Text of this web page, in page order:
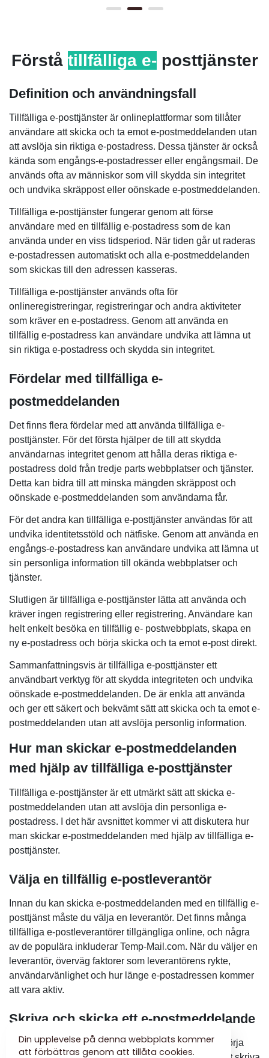
Förstå tillfälliga e-posttjänster
Definition och användningsfall
Tillfälliga e-posttjänster är onlineplattformar som tillåter
användare att skicka och ta emot e-postmeddelanden utan
att avslöja sin riktiga e-postadress. Dessa tjänster är också
kända som engångs-e-postadresser eller engångsmail. De
används ofta av människor som vill skydda sin integritet
och undvika skräppost eller oönskade e-postmeddelanden.
Tillfälliga e-posttjänster fungerar genom att förse
användare med en tillfällig e-postadress som de kan
använda under en viss tidsperiod. När tiden går ut raderas
e-postadressen automatiskt och alla e-postmeddelanden
som skickas till den adressen kasseras.
Tillfälliga e-posttjänster används ofta för
onlineregistreringar, registreringar och andra aktiviteter
som kräver en e-postadress. Genom att använda en
tillfällig e-postadress kan användare undvika att lämna ut
sin riktiga e-postadress och skydda sin integritet.
Fördelar med tillfälliga e-
postmeddelanden
Det finns flera fördelar med att använda tillfälliga e-
posttjänster. För det första hjälper de till att skydda
användarnas integritet genom att hålla deras riktiga e-
postadress dold från tredje parts webbplatser och tjänster.
Detta kan bidra till att minska mängden skräppost och
oönskade e-postmeddelanden som användarna får.
För det andra kan tillfälliga e-posttjänster användas för att
undvika identitetsstöld och nätfiske. Genom att använda en
engångs-e-postadress kan användare undvika att lämna ut
sin personliga information till okända webbplatser och
tjänster.
Slutligen är tillfälliga e-posttjänster lätta att använda och
kräver ingen registrering eller registrering. Användare kan
helt enkelt besöka en tillfällig e- postwebbplats, skapa en
ny e-postadress och börja skicka och ta emot e-post direkt.
Sammanfattningsvis är tillfälliga e-posttjänster ett
användbart verktyg för att skydda integriteten och undvika
oönskade e-postmeddelanden. De är enkla att använda
och ger ett säkert och bekvämt sätt att skicka och ta emot e-
postmeddelanden utan att avslöja personlig information.
Hur man skickar e-postmeddelanden
med hjälp av tillfälliga e-posttjänster
Tillfälliga e-posttjänster är ett utmärkt sätt att skicka e-
postmeddelanden utan att avslöja din personliga e-
postadress. I det här avsnittet kommer vi att diskutera hur
man skickar e-postmeddelanden med hjälp av tillfälliga e-
posttjänster.
Välja en tillfällig e-postleverantör
Innan du kan skicka e-postmeddelanden med en tillfällig e-
posttjänst måste du välja en leverantör. Det finns många
tillfälliga e-postleverantörer tillgängliga online, och några
av de populära inkluderar Temp-Mail.com. När du väljer en
leverantör, överväg faktorer som leverantörens rykte,
användarvänlighet och hur länge e-postadressen kommer
att vara aktiv.
Skriva och skicka ett e-postmeddelande
När du har valt en tillfällig e-postleverantör kan du börja
Din upplevelse på denna webbplats kommer
att förbättras genom att tillåta cookies.